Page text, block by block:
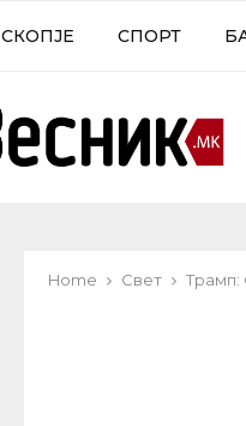
СКОПЈЕ СПОРТ
Home Свет Трамп: